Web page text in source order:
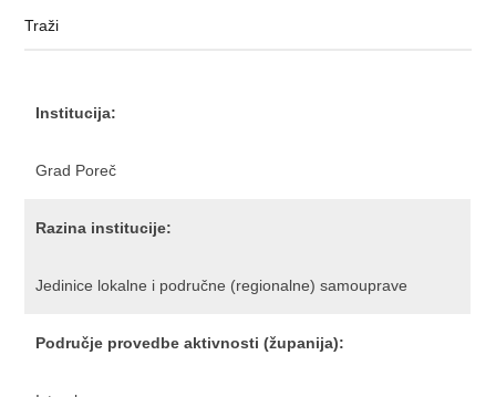
Institucija:
Grad Poreč
Razina institucije:
Jedinice lokalne i područne (regionalne) samouprave
Područje provedbe aktivnosti (županija):